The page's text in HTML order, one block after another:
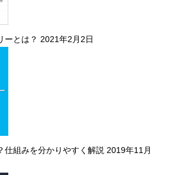
ーとは？ 2021年2月2日
仕組みを分かりやすく解説 2019年11月